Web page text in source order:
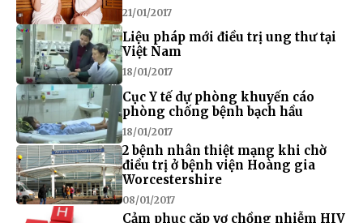
21/01/2017
Liệu pháp mới điều trị ung thư tại
Việt Nam
18/01/2017
Cục Y tế dự phòng khuyến cáo
phòng chống bệnh bạch hầu
18/01/2017
2 bệnh nhân thiệt mạng khi chờ
điều trị ở bệnh viện Hoàng gia
Worcestershire
08/01/2017
Cảm phục cặp vợ chồng nhiễm HIV